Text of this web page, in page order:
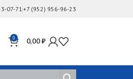
07-71 +7 (952) 956-96-23
0 0,00₽